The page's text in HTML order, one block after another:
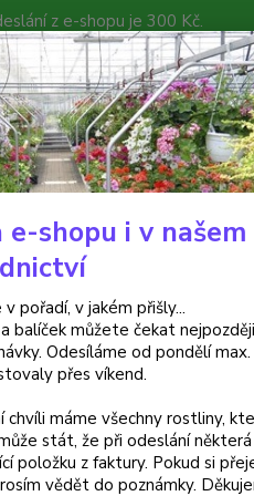
z e-shopu je 300 Kč.
týdnu po přijetí
Hledat
basilicum Chianti) - cena za
shopu i v našem
pořadí, v jakém přišly...
balíček můžete čekat
Odesíláme od pondělí
přes víkend.
máme všechny rostliny,
stát, že při odeslání některá
položku z faktury. Pokud si
vědět do poznámky.